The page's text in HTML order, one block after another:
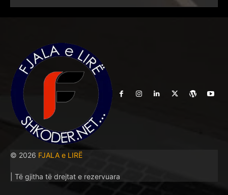
© 2026 FJALA e LIRË
| Të gjitha të drejtat e rezervuara